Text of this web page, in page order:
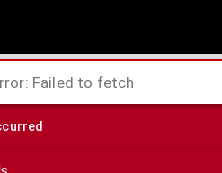
van doctor in het Romeinsch en
Failed to fetch